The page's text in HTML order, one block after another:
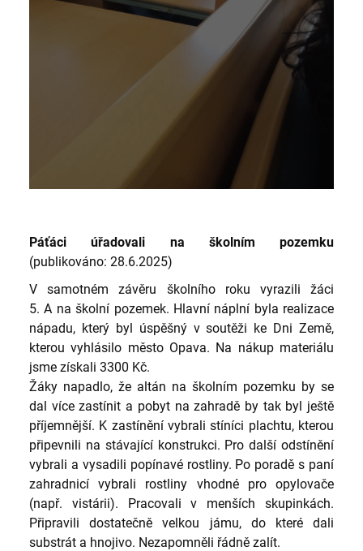
Páťáci úřadovali na školním pozemku
(publikováno: 28.6.2025)
V samotném závěru školního roku vyrazili žáci
5. A na školní pozemek. Hlavní náplní byla realizace
nápadu, který byl úspěšný v soutěži ke Dni Země,
kterou vyhlásilo město Opava. Na nákup materiálu
jsme získali 3300 Kč.
Žáky napadlo, že altán na školním pozemku by se
dal více zastínit a pobyt na zahradě by tak byl ještě
příjemnější. K zastínění vybrali stíníci plachtu, kterou
připevnili na stávající konstrukci. Pro další odstínění
vybrali a vysadili popínavé rostliny. Po poradě s paní
zahradnicí vybrali rostliny vhodné pro opylovače
(např. vistárii). Pracovali v menších skupinkách.
Připravili dostatečně velkou jámu, do které dali
substrát a hnojivo. Nezapomněli řádně zalít.